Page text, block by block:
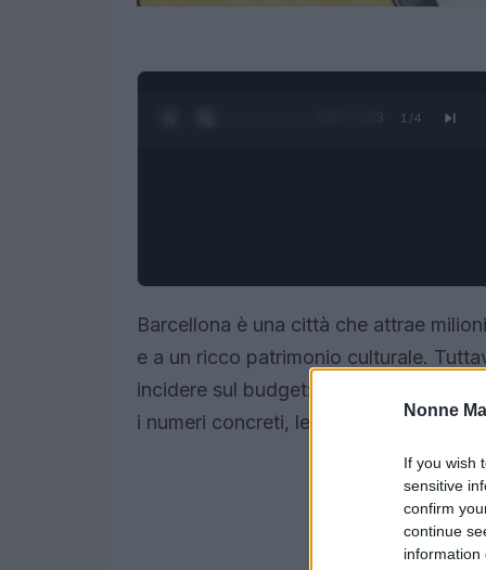
Nonne
If you wish
sensitive
confirm
continue
information
0:28 / 1:23 1 /4
Barcellona è una città che attrae
e a un ricco patrimonio culturale.
incidere sul budget: per questo
i numeri concreti, le scelte che